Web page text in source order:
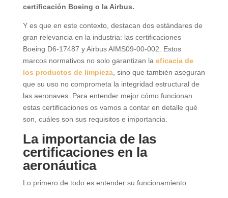
certificación Boeing o la Airbus.
Y es que en este contexto, destacan dos estándares de
gran relevancia en la industria: las certificaciones
Boeing D6-17487 y Airbus AIMS09-00-002. Estos
marcos normativos no solo garantizan la eficacia de
los productos de limpieza, sino que también aseguran
que su uso no comprometa la integridad estructural de
las aeronaves. Para entender mejor cómo funcionan
estas certificaciones os vamos a contar en detalle qué
son, cuáles son sus requisitos e importancia.
La importancia de las
certificaciones en la
aeronáutica
Lo primero de todo es entender su funcionamiento.